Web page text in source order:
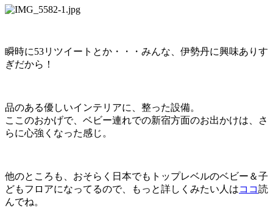
瞬時に53リツイートとか・・・みんな、伊勢丹に興味ありす
ぎだから！
品のある優しいインテリアに、整った設備。
ここのおかげで、ベビー連れでの新宿方面のお出かけは、さ
らに心強くなった感じ。
他のところも、おそらく日本でもトップレベルのベビー＆子
どもフロアになってるので、もっと詳しくみたい人はココ読
んでね。